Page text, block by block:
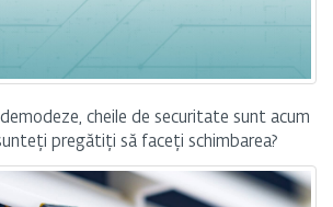
cheile de securitate sunt acum
pregătiți să faceți schimbarea?